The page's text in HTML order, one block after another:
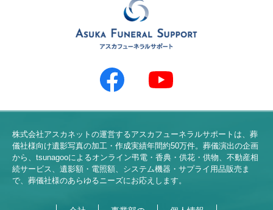
株式会社アスカネットの運営するアスカフューネラルサポートは、葬
儀社様向け遺影写真の加工・作成実績年間約50万件。葬儀演出の企画
から、tsunagooによるオンライン弔電・香典・供花・供物、不動産相
続サービス、遺影額・電照額、システム機器・サプライ用品販売ま
で、葬儀社様のあらゆるニーズにお応えします。